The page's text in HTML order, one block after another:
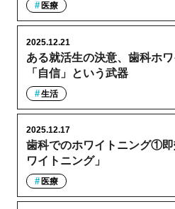
医療
ある就活生の決意、歯科ホ
「自信」という武器
2025.12.21
生活
歯科でのホワイトニング①
ワイトニング」
2025.12.17
医療